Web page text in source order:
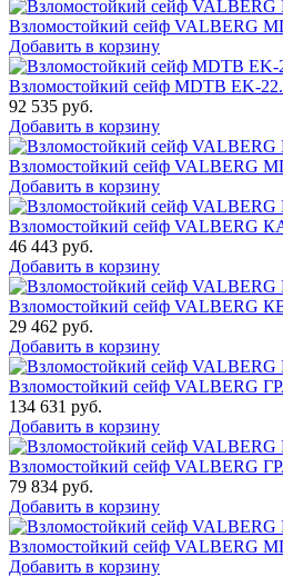
Взломостойкий сейф VALBERG
Добавить в корзину
Взломостойкий сейф MDTB EK-
92 535 руб.
Добавить в корзину
Взломостойкий сейф VALBERG
Добавить в корзину
Взломостойкий сейф VALBERG
46 443 руб.
Добавить в корзину
Взломостойкий сейф VALBERG
29 462 руб.
Добавить в корзину
Взломостойкий сейф VALBERG
134 631 руб.
Добавить в корзину
Взломостойкий сейф VALBERG
79 834 руб.
Добавить в корзину
Взломостойкий сейф VALBERG
Добавить в корзину